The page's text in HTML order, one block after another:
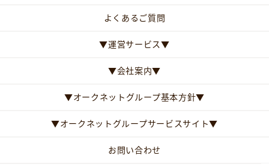
よくあるご質問
▼運営サービス▼
▼会社案内▼
▼オークネットグループ基本方針▼
▼オークネットグループサービスサイト▼
お問い合わせ